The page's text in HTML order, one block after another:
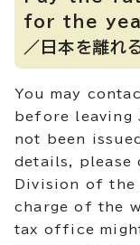
for the
／日本を離れ
You may
before leaving
not been
details, please
Division of
charge of the
tax office